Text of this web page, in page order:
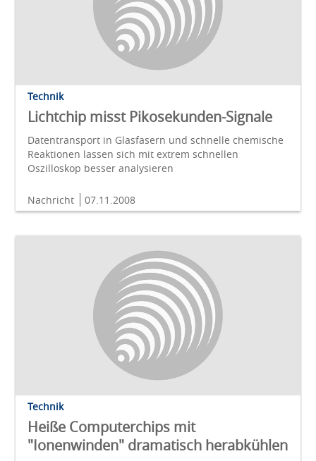
Technik
Lichtchip misst Pikosekunden-Signale
Datentransport in Glasfasern und schnelle chemische
Reaktionen lassen sich mit extrem schnellen
Oszilloskop besser analysieren
Nachricht 07.11.2008
Technik
Heiße Computerchips mit
"Ionenwinden" dramatisch herabkühlen